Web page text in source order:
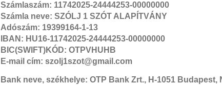
Számlaszám: 11742025-24444253-00000000
Számla neve: SZÓLJ 1 SZÓT ALAPÍTVÁNY
Adószám: 19399164-1-13
IBAN: HU16-11742025-24444253-00000000
BIC(SWIFT)KÓD: OTPVHUHB
E-mail cím: szolj1szot@gmail.com
Bank neve, székhelye: OTP Bank Zrt., H-1051 Budapest,